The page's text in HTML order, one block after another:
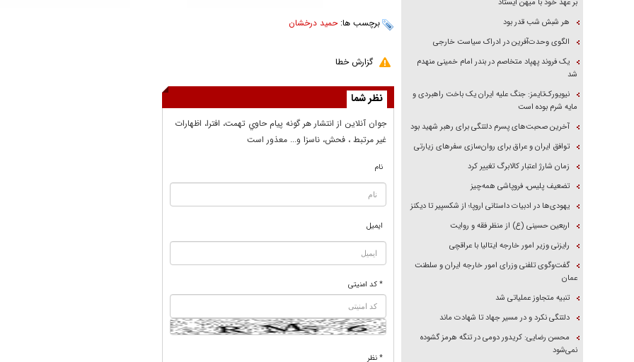
برچسب ها:حمید درخشان
گزارش خطا
نظر شما
جوان آنلاين از انتشار هر گونه پيام حاوي تهمت، افترا، اظهارات
غير مرتبط ، فحش، ناسزا و... معذور است
نام
ایمیل
* کد امنیتی
* نظر
هر شبش شب قدر بود
الگوی وحدت‌آفرین در ادراک سیاست خارجی
یک فروند پهپاد متخاصم در بندر امام خمینی منهدم
شد
نیویورک‌تایمز: جنگ علیه ایران یک باخت راهبردی و
مایه شرم بوده است
آخرین صحبت‌های پسرم دلتنگی برای رهبر شهید بود
توافق ایران و عراق برای روان‌سازی سفر‌های زیارتی
زمان شارژ اعتبار کالابرگ تغییر کرد
تضعیف پلیس، فروپاشی همه‌چیز
یهودی‌ها در ادبیات داستانی اروپا؛ از شکسپیر تا دیکنز
اربعین حسینی (ع) از منظر فقه و روایت
رایزنی وزیر امور خارجه ایتالیا با عراقچی
گفت‌وگوی تلفنی وزرای امور خارجه ایران و سلطنت
عمان
تنبیه متجاوز عملیاتی شد
دلتنگی نکرد و در مسیر جهاد تا شهادت ماند
محسن رضایی: کریدور دومی در تنگه هرمز گشوده
نمی‌شود